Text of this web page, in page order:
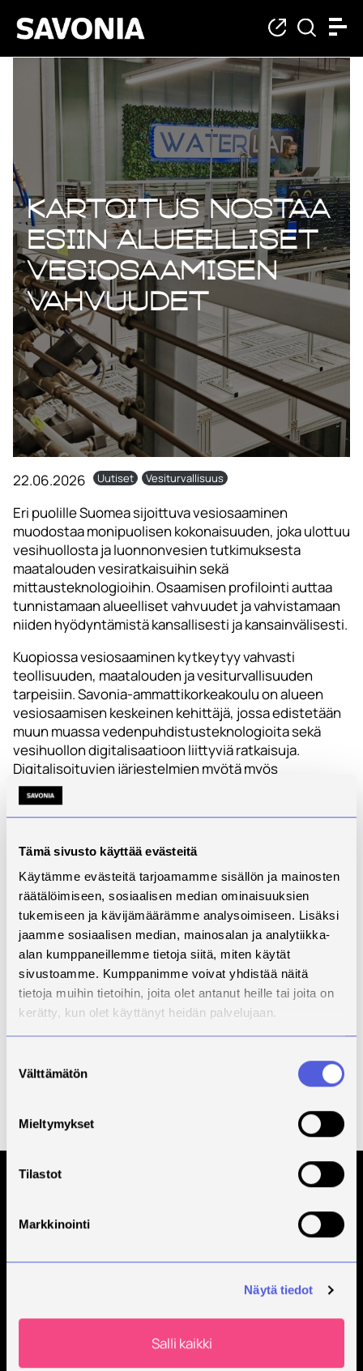
Tämä sivusto käyttää evästeitä
Käytämme evästeitä tarjoamamme sisällön ja mainosten
räätälöimiseen, sosiaalisen median ominaisuuksien
tukemiseen ja kävijämäärämme analysoimiseen. Lisäksi
jaamme sosiaalisen median, mainosalan ja analytiikka-
alan kumppaneillemme tietoja siitä, miten käytät
sivustoamme. Kumppanimme voivat yhdistää näitä
tietoja muihin tietoihin, joita olet antanut heille tai joita on
kerätty, kun olet käyttänyt heidän palvelujaan.
valinta
Välttämätön
Mieltymykset
Tilastot
Markkinointi
Näytä tiedot
Salli kaikki
Kartoitus nostaa
esiin alueelliset
vesiosaamisen
vahvuudet
22.06.2026 Uutiset Vesiturvallisuus
Eri puolille Suomea sijoittuva vesiosaaminen
muodostaa monipuolisen kokonaisuuden, joka ulottuu
vesihuollosta ja luonnonvesien tutkimuksesta
maatalouden vesiratkaisuihin sekä
mittausteknologioihin. Osaamisen profilointi auttaa
tunnistamaan alueelliset vahvuudet ja vahvistamaan
niiden hyödyntämistä kansallisesti ja kansainvälisesti.
Kuopiossa vesiosaaminen kytkeytyy vahvasti
teollisuuden, maatalouden ja vesiturvallisuuden
tarpeisiin. Savonia-ammattikorkeakoulu on alueen
vesiosaamisen keskeinen kehittäjä, jossa edistetään
muun muassa vedenpuhdistusteknologioita sekä
vesihuollon digitalisaatioon liittyviä ratkaisuja.
Digitalisoituvien järjestelmien myötä myös
kyberturvallisuus on noussut tärkeäksi osaksi vesialan
osaamista.
vetovastuuhankkeessa on toteutettu
osaamisprofilointi, joka kokoaa eri puolille Suomea
sijoittuvan vesialan osaamisen yhteen. Kartoitus
tekee näkyväksi kaupunkien vahvuudet, tarjonnan
yrityksille ja luo pohjaa strategiselle kehittämiselle.
– Profilointityön tavoitteena on selkiyttää Suomen
alueellisia erikoistumisalueita ja yhteistyön paikkoja,
kertoo projektipäällikkö Jukka Hakola Savonia-
ammattikorkeakoulusta.
kartoitettiin-vesiosaamisen-vahvuudet/
Kaikki uutiset